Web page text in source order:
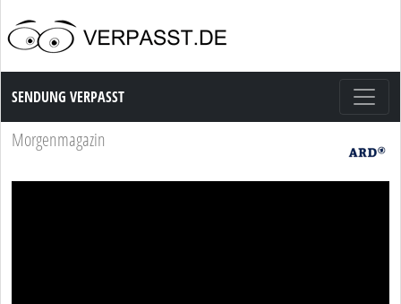
Sendung Verpasst
SENDUNG VERPASST
Morgenmagazin